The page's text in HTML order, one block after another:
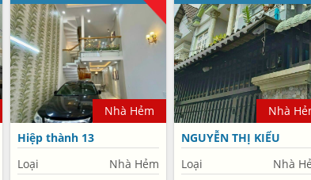
Nhà Hẻm
Hiệp thành 13
Loại
Nhà Hẻm
Nhà
NGUYỄN THỊ KIỂU
Loại
Nhà